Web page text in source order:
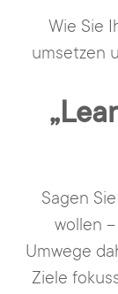
Wie Sie
umsetzen
Sagen
wollen
Umwege
Ziele